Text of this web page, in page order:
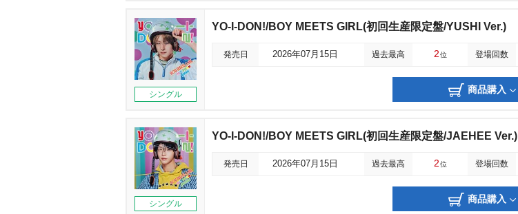
シングル
YO-I-DON!/BOY MEETS GIRL(初回生産限定盤/YUSHI Ver.)
発売日 2026年07月15日 過去最高 2位 登場回数
商品購入
シングル
YO-I-DON!/BOY MEETS GIRL(初回生産限定盤/JAEHEE Ver.)
発売日 2026年07月15日 過去最高 2位 登場回数
商品購入